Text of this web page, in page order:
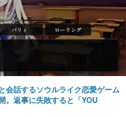
会話するソウルライク恋愛ゲーム
。返事に失敗すると「YOU